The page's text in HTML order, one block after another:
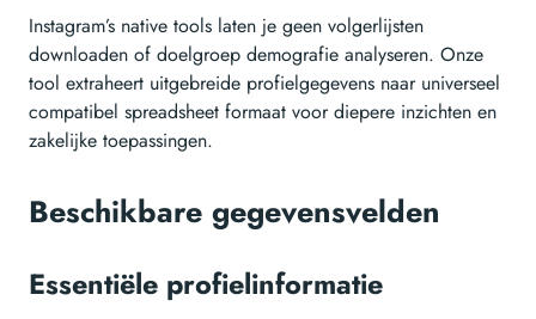
Instagram’s native tools laten je geen volgerlijsten
downloaden of doelgroep demografie analyseren. Onze
tool extraheert uitgebreide profielgegevens naar universeel
compatibel spreadsheet formaat voor diepere inzichten en
zakelijke toepassingen.
Beschikbare gegevensvelden
Essentiële profielinformatie